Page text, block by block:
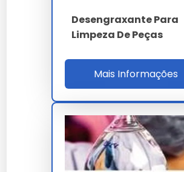
limpeza mais agressiva para sujeiras
Desengraxantes
Desengraxante
Seguro para o Meio
Sim, nossos produtos são
biodegradáveis e seguros,
Desengraxante Para
Limpeza De Peças
Mais Informações